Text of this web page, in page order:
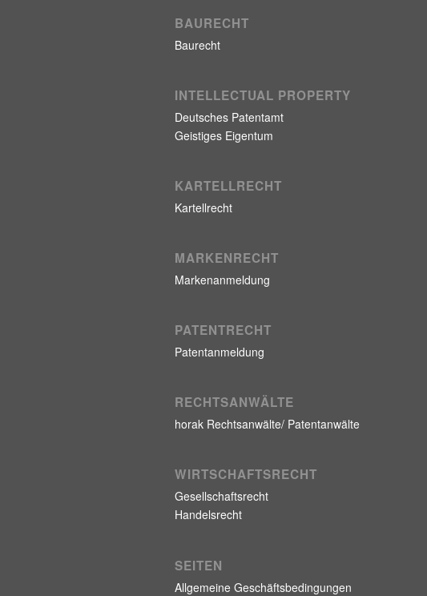
BAURECHT
Baurecht
INTELLECTUAL PROPERTY
Deutsches Patentamt
Geistiges Eigentum
KARTELLRECHT
Kartellrecht
MARKENRECHT
Markenanmeldung
PATENTRECHT
Patentanmeldung
RECHTSANWÄLTE
horak Rechtsanwälte/ Patentanwälte
WIRTSCHAFTSRECHT
Gesellschaftsrecht
Handelsrecht
SEITEN
Allgemeine Geschäftsbedingungen